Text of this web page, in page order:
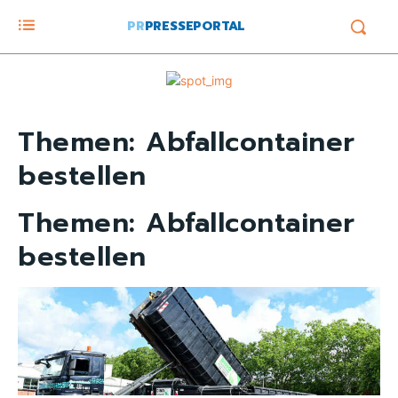
PRPRESSEPORTAL
Themen: Abfallcontainer
bestellen
Themen: Abfallcontainer
bestellen